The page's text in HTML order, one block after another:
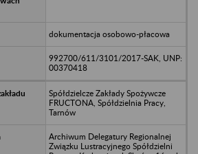
dokumentacja osobowo-płacowa
992700/611/3101/2017-SAK, UNP:
00370418
Spółdzielcze Zakłady Spożywcze
FRUCTONA, Spółdzielnia Pracy,
Tarnów
Archiwum Delegatury Regionalnej
Związku Lustracyjnego Spółdzielni